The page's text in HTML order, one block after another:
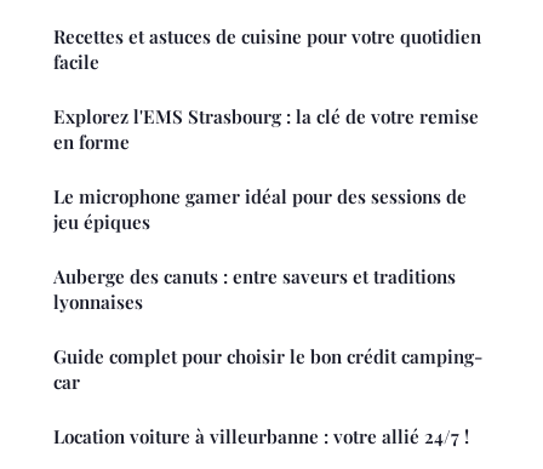
Recettes et astuces de cuisine pour votre quotidien
facile
Explorez l'EMS Strasbourg : la clé de votre remise
en forme
Le microphone gamer idéal pour des sessions de
jeu épiques
Auberge des canuts : entre saveurs et traditions
lyonnaises
Guide complet pour choisir le bon crédit camping-
car
Location voiture à villeurbanne : votre allié 24/7 !